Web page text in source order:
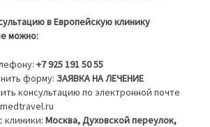
в Европейскую клинику
можно:
+7 925 191 50 55
форму: ЗАЯВКА НА ЛЕЧЕНИЕ
консультацию по электронной почте
клиники: Москва, Духовской переулок,